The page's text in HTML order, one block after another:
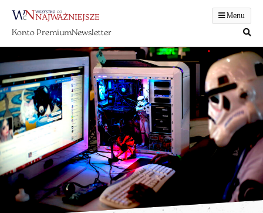
Menu
Konto PremiumNewsletter